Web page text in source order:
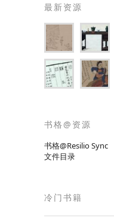
最新资源
书格@资源
书格@Resilio Sync
文件目录
冷门书籍